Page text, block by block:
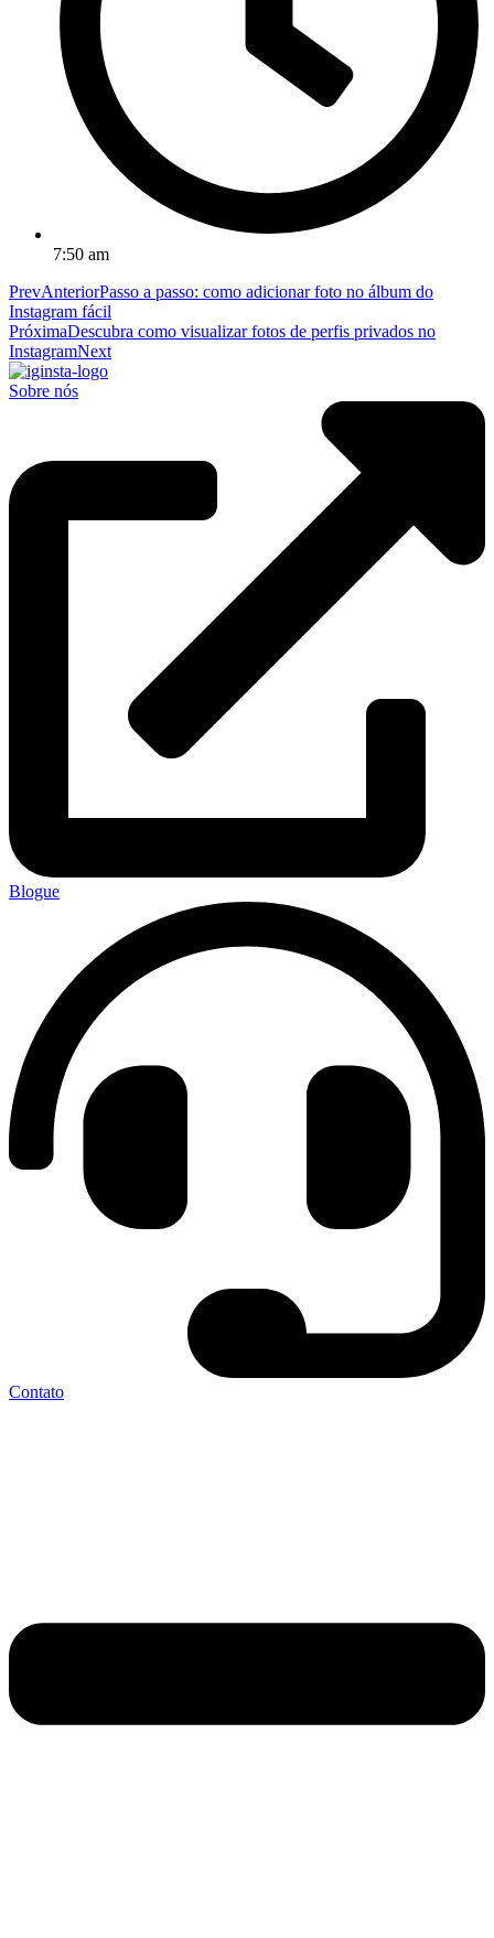
7:50 am
PrevAnteriorPasso a passo: como adicionar foto no álbum do
Instagram fácil
PróximaDescubra como visualizar fotos de perfis privados no
InstagramNext
Sobre nós
Blogue
Contato